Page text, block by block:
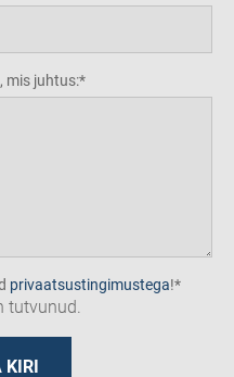
mis juhtus:
privaatsustingimustega!
tutvunud.